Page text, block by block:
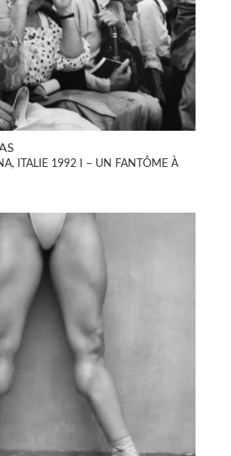
ITALIE 1992 I – UN FANTÔME À